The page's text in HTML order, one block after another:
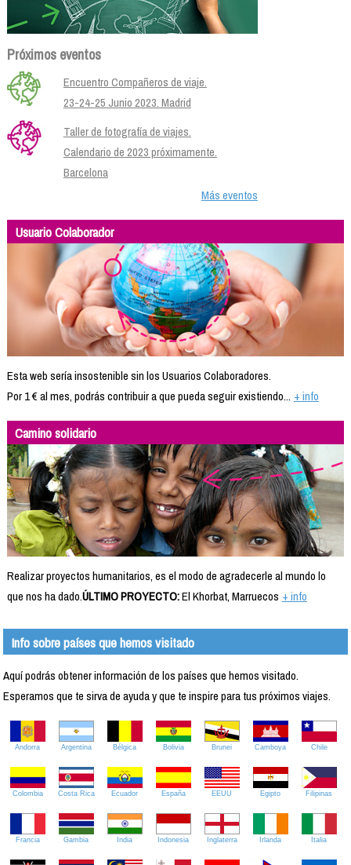
Próximos eventos
Encuentro Compañeros de viaje.
23-24-25 Junio 2023. Madrid
Taller de fotografía de viajes.
Calendario de 2023 próximamente.
Barcelona
Más eventos
Usuario Colaborador
Esta web sería insostenible sin los Usuarios Colaboradores.
Por 1 € al mes, podrás contribuir a que pueda seguir existiendo... + info
Camino solidario
Realizar proyectos humanitarios, es el modo de agradecerle al mundo lo
que nos ha dado.ÚLTIMO PROYECTO:El Khorbat, Marruecos + info
Info sobre países que hemos visitado
Aquí podrás obtener información de los países que hemos visitado.
Esperamos que te sirva de ayuda y que te inspire para tus próximos viajes.
Andorra Argentina Bélgica Bolivia Brunei Camboya Chile
Colombia Costa Rica Ecuador España EEUU Egipto Filipinas
Francia Gambia India Indonesia Inglaterra Irlanda Italia